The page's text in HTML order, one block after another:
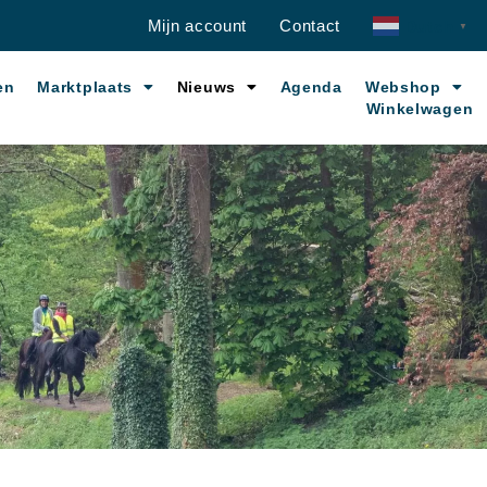
Mijn account Contact ▼
Marktplaats Nieuws Agenda
Webshop
Winkelwagen